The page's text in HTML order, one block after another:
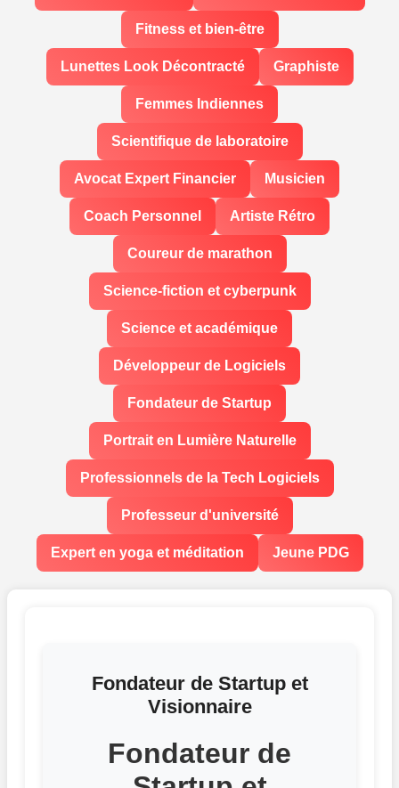
Fitness et bien-être
Lunettes Look Décontracté Graphiste
Femmes Indiennes
Scientifique de laboratoire
Avocat Expert Financier Musicien
Coach Personnel Artiste Rétro
Coureur de marathon
Science-fiction et cyberpunk
Science et académique
Développeur de Logiciels
Fondateur de Startup
Portrait en Lumière Naturelle
Professionnels de la Tech Logiciels
Professeur d'université
Expert en yoga et méditation Jeune PDG
Fondateur de Startup et
Visionnaire
Fondateur de